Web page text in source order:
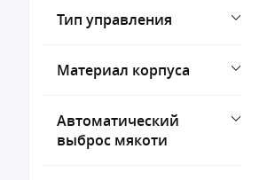
Тип управления
Материал корпуса
Автоматический
выброс мякоти